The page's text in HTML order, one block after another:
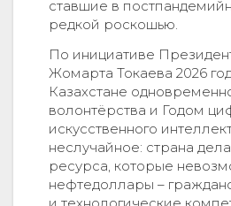
ставшие в
редкой роскошью.
По инициативе
Жомарта Токаева 2026
Казахстане
волонтёрства и Годом
искусственного
неслучайное: страна
ресурса, которые
нефтедоллары –